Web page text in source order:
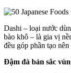
Dashi – loại nước
bào khô – là gia vị
đều góp phần tạo
Đậm đà bản sắc